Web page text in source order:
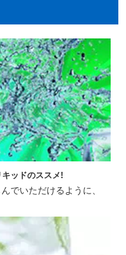
ッドのススメ!
でいただけるように、